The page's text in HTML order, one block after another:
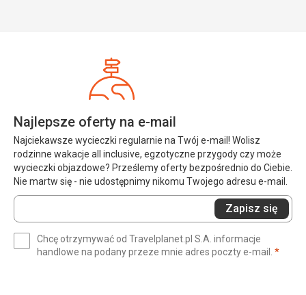
Najlepsze oferty na e-mail
Najciekawsze wycieczki regularnie na Twój e-mail! Wolisz
rodzinne wakacje all inclusive, egzotyczne przygody czy może
wycieczki objazdowe? Prześlemy oferty bezpośrednio do Ciebie.
Nie martw się - nie udostępnimy nikomu Twojego adresu e-mail.
Wprowadź
swój
(wymagane)
Zapisz się
Chcę otrzymywać od Travelplanet.pl S.A. informacje
handlowe na podany przeze mnie adres poczty e-mail. *